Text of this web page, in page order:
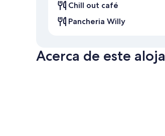
Chill out café
Pancheria Willy
Acerca de este